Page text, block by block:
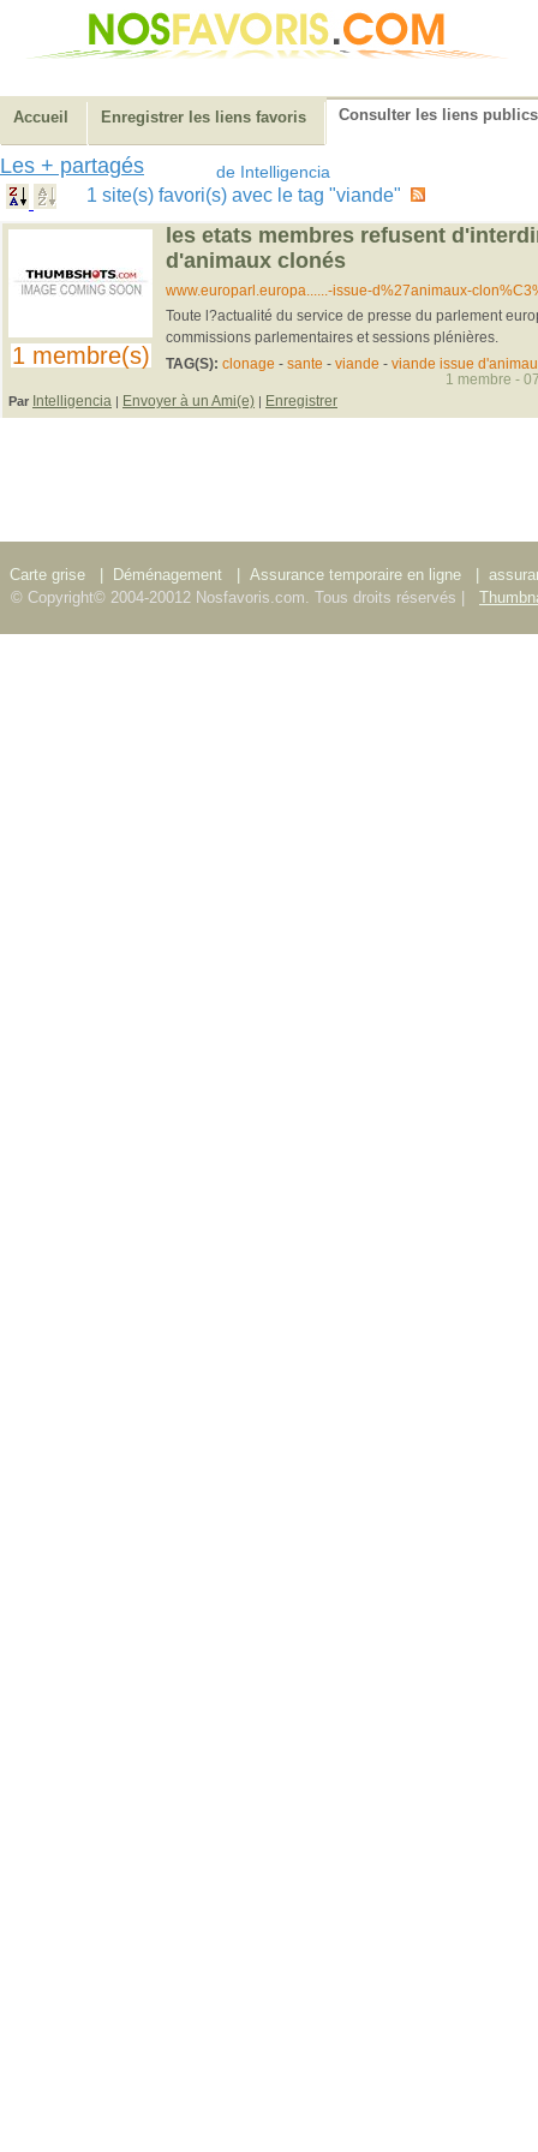
Accueil Enregistrer les liens favoris Consulter les liens publics
Les + partagés de Intelligencia
1 site(s) favori(s) avec le tag "viande"
1 membre(s)
les etats membres refusent
d'animaux clonés
www.europarl.europa......-issue-d%27animaux-
Toute l?actualité du service de presse du parlement
commissions parlementaires et sessions plénières.
TAG(S): clonage - sante - viande - viande issue
Par Intelligencia | Envoyer à un Ami(e) | Enregistrer
1 membre -
Carte grise Déménagement Assurance temporaire en ligne
© Copyright© 2004-20012 Nosfavoris.com. Tous droits réservés |